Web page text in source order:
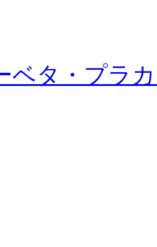
ベタ・プラ